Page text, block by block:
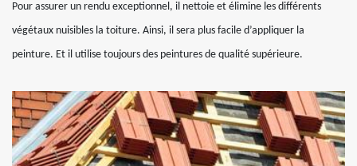
Pour assurer un rendu exceptionnel, il nettoie et élimine les différents
végétaux nuisibles la toiture. Ainsi, il sera plus facile d’appliquer la
peinture. Et il utilise toujours des peintures de qualité supérieure.